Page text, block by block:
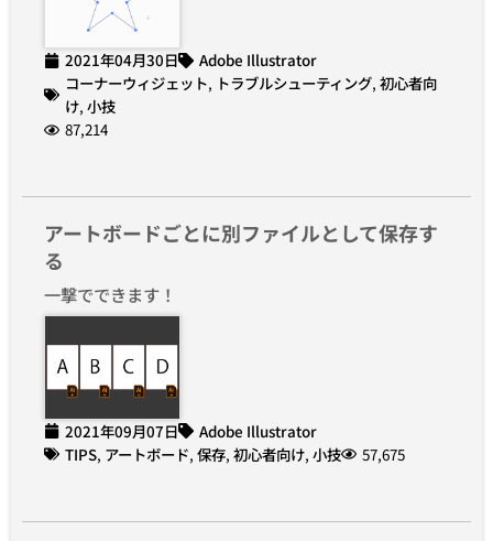
2021年04月30日
Adobe Illustrator
コーナーウィジェット, トラブルシューティング, 初心者向
け, 小技
87,214
アートボードごとに別ファイルとして保存す
る
一撃でできます！
2021年09月07日
Adobe Illustrator
TIPS, アートボード, 保存, 初心者向け, 小技 57,675